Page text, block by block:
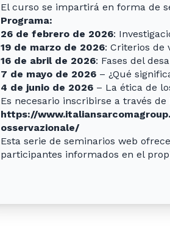
El curso se impartirá en forma de
Programa:
26 de febrero de 2026:
19 de marzo de 2026: Criterios de
16 de abril de 2026: Fases del
7 de mayo de 2026 – ¿Qué
4 de junio de 2026 – La ética de
Es necesario inscribirse a través de
https://
osservazionale/
Esta serie de seminarios web
participantes informados en el